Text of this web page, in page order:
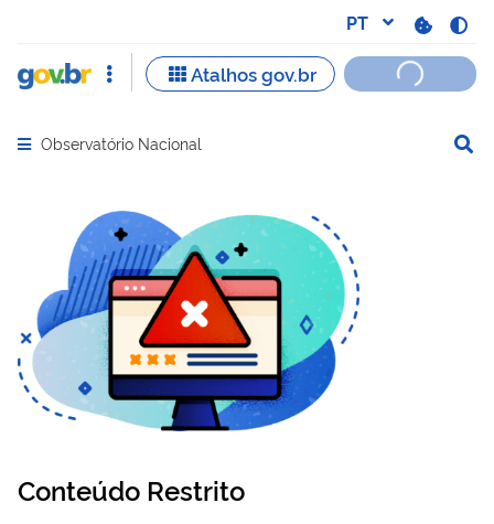
Abrir menu principal de navegação
Observatório Nacional
Conteúdo Restrito